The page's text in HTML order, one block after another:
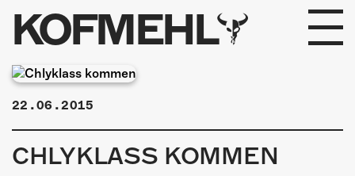
KOFMEHL
PROGRAMM
FABRIKGEFLÜSTER
GALERIE
22.06.2015
CHLYKLASS KOMMEN